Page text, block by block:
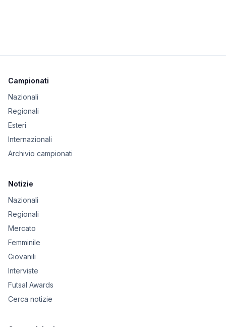
Campionati
Nazionali
Regionali
Esteri
Internazionali
Archivio campionati
Notizie
Nazionali
Regionali
Mercato
Femminile
Giovanili
Interviste
Futsal Awards
Cerca notizie